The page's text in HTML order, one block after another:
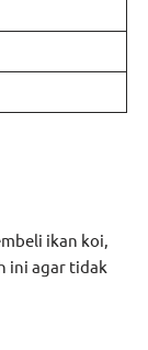
ikan koi,
ini agar tidak